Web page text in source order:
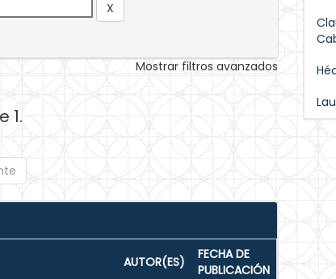
Mostrar filtros avanzados
1.
AUTOR(ES)
FECHA DE
PUBLICACIÓN